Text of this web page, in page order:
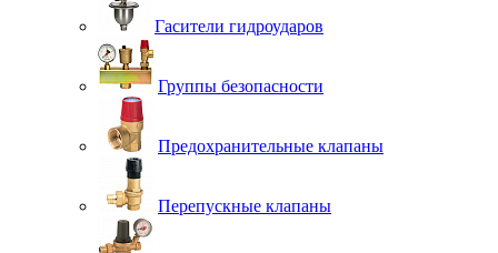
Гасители гидроударов
Группы безопасности
Предохранительные клапаны
Перепускные клапаны